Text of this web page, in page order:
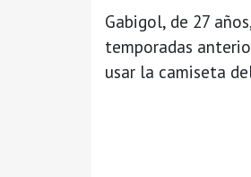
Gabigol, de 27
temporadas
usar la camiseta